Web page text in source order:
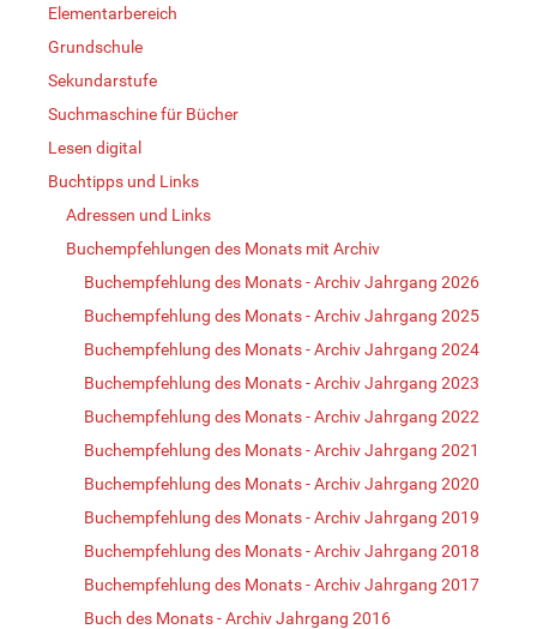
Elementarbereich
Grundschule
Sekundarstufe
Suchmaschine für Bücher
Lesen digital
Buchtipps und Links
Adressen und Links
Buchempfehlungen des Monats mit Archiv
Buchempfehlung des Monats - Archiv Jahrgang 2026
Buchempfehlung des Monats - Archiv Jahrgang 2025
Buchempfehlung des Monats - Archiv Jahrgang 2024
Buchempfehlung des Monats - Archiv Jahrgang 2023
Buchempfehlung des Monats - Archiv Jahrgang 2022
Buchempfehlung des Monats - Archiv Jahrgang 2021
Buchempfehlung des Monats - Archiv Jahrgang 2020
Buchempfehlung des Monats - Archiv Jahrgang 2019
Buchempfehlung des Monats - Archiv Jahrgang 2018
Buchempfehlung des Monats - Archiv Jahrgang 2017
Buch des Monats - Archiv Jahrgang 2016